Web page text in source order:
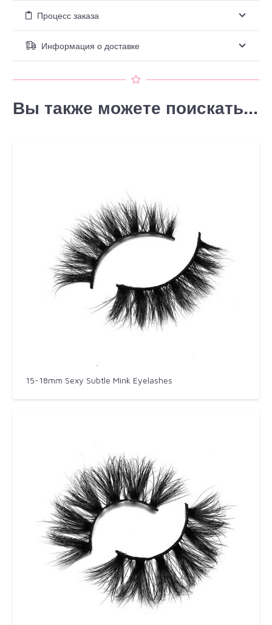
Процесс заказа
Информация о доставке
Вы также можете поискать...
15-18mm Sexy Subtle Mink Eyelashes